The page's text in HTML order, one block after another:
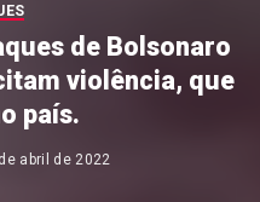
de Bolsonaro
violência, que
país.
abril de 2022